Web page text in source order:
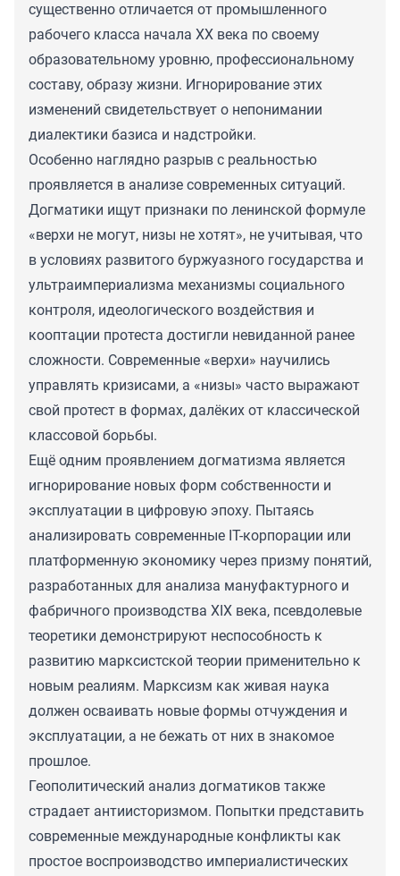
существенно отличается от промышленного
рабочего класса начала XX века по своему
образовательному уровню, профессиональному
составу, образу жизни. Игнорирование этих
изменений свидетельствует о непонимании
диалектики базиса и надстройки.
Особенно наглядно разрыв с реальностью
проявляется в анализе современных ситуаций.
Догматики ищут признаки по ленинской формуле
«верхи не могут, низы не хотят», не учитывая, что
в условиях развитого буржуазного государства и
ультраимпериализма механизмы социального
контроля, идеологического воздействия и
кооптации протеста достигли невиданной ранее
сложности. Современные «верхи» научились
управлять кризисами, а «низы» часто выражают
свой протест в формах, далёких от классической
классовой борьбы.
Ещё одним проявлением догматизма является
игнорирование новых форм собственности и
эксплуатации в цифровую эпоху. Пытаясь
анализировать современные IT-корпорации или
платформенную экономику через призму понятий,
разработанных для анализа мануфактурного и
фабричного производства XIX века, псевдолевые
теоретики демонстрируют неспособность к
развитию марксистской теории применительно к
новым реалиям. Марксизм как живая наука
должен осваивать новые формы отчуждения и
эксплуатации, а не бежать от них в знакомое
прошлое.
Геополитический анализ догматиков также
страдает антиисторизмом. Попытки представить
современные международные конфликты как
простое воспроизводство империалистических